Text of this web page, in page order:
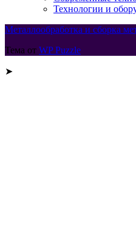
Технологии и
Металлообработка и сборка
Тема от WP Puzzle
➤